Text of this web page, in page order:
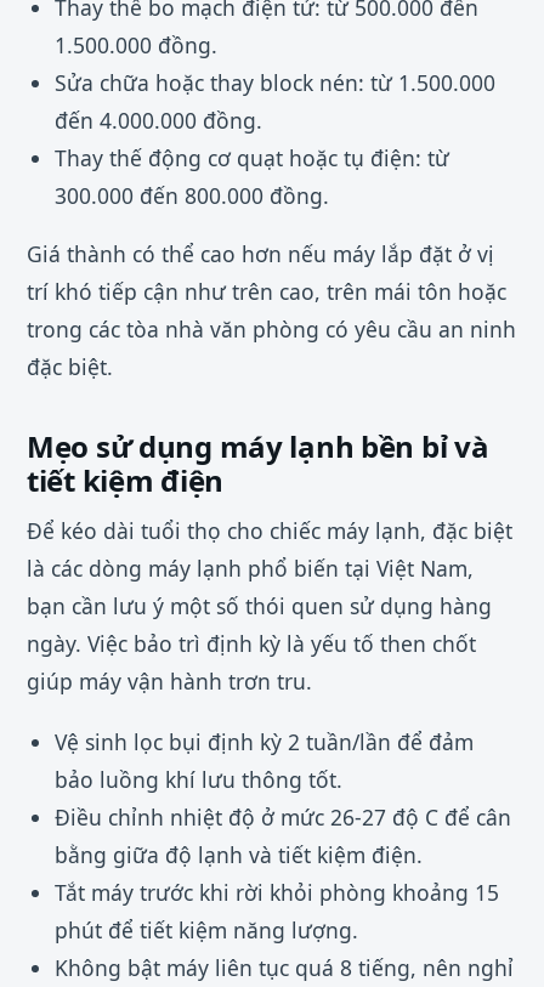
Thay thế bo mạch điện tử: từ 500.000 đến
1.500.000 đồng.
Sửa chữa hoặc thay block nén: từ 1.500.000
đến 4.000.000 đồng.
Thay thế động cơ quạt hoặc tụ điện: từ
300.000 đến 800.000 đồng.
Giá thành có thể cao hơn nếu máy lắp đặt ở vị
trí khó tiếp cận như trên cao, trên mái tôn hoặc
trong các tòa nhà văn phòng có yêu cầu an ninh
đặc biệt.
Mẹo sử dụng máy lạnh bền bỉ và
tiết kiệm điện
Để kéo dài tuổi thọ cho chiếc máy lạnh, đặc biệt
là các dòng máy lạnh phổ biến tại Việt Nam,
bạn cần lưu ý một số thói quen sử dụng hàng
ngày. Việc bảo trì định kỳ là yếu tố then chốt
giúp máy vận hành trơn tru.
Vệ sinh lọc bụi định kỳ 2 tuần/lần để đảm
bảo luồng khí lưu thông tốt.
Điều chỉnh nhiệt độ ở mức 26-27 độ C để cân
bằng giữa độ lạnh và tiết kiệm điện.
Tắt máy trước khi rời khỏi phòng khoảng 15
phút để tiết kiệm năng lượng.
Không bật máy liên tục quá 8 tiếng, nên nghỉ